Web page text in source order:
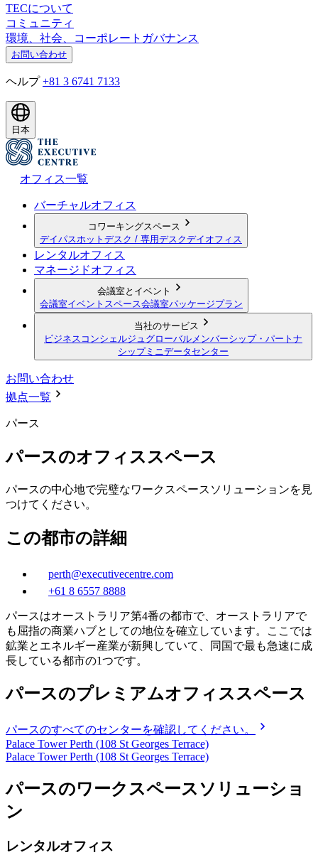
TECについて
コミュニティ
環境、社会、コーポレートガバナンス
お問い合わせ
ヘルプ +81 3 6741 7133
日本
オフィス一覧
バーチャルオフィス
コワーキングスペース
デイパス ホットデスク / 専用デスクデイオフィス
レンタルオフィス
マネージドオフィス
会議室とイベント
会議室イベントスペース会議室パッケージプラン
当社のサービス
ビジネスコンシェルジュ グローバルメンバーシップ・パートナ
シップミニデータセンター
お問い合わせ
拠点一覧
パース
パースのオフィススペース
パースの中心地で完璧なワークスペースソリューションを見
つけてください。
この都市の詳細
perth@executivecentre.com
+61 8 6557 8888
パースはオーストラリア第4番の都市で、オーストラリアで
も屈指の商業ハブとしての地位を確立しています。ここでは
鉱業とエネルギー産業が新興していて、同国で最も急速に成
長している都市の1つです。
パースのプレミアムオフィススペース
パースのすべてのセンターを確認してください。
Palace Tower Perth (108 St Georges Terrace)
Palace Tower Perth (108 St Georges Terrace)
パースのワークスペースソリューショ
ン
レンタルオフィス